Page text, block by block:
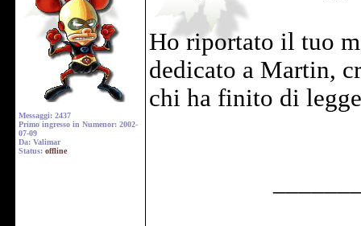
Messaggi: 2437
Primo ingresso in Numenor: 2002-
07-09
Da: Valimar
Status: offline
Ho riportato il tuo
dedicato a Martin,
chi ha finito di